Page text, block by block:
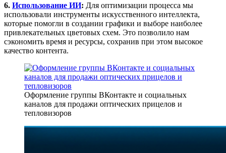
6. Использование ИИ: Для оптимизации процесса мы
использовали инструменты искусственного интеллекта,
которые помогли в создании графики и выборе наиболее
привлекательных цветовых схем. Это позволило нам
сэкономить время и ресурсы, сохранив при этом высокое
качество контента.
Оформление группы ВКонтакте и социальных
каналов для продажи оптических прицелов и
тепловизоров